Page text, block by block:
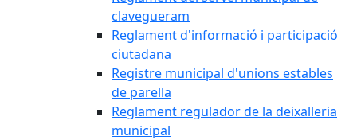
clavegueram
Reglament d'informació i participació
ciutadana
Registre municipal d'unions estables
de parella
Reglament regulador de la deixalleria
municipal